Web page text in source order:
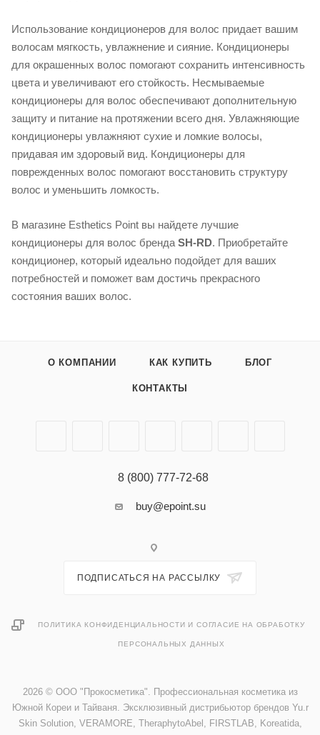
Использование кондиционеров для волос придает вашим
волосам мягкость, увлажнение и сияние. Кондиционеры
для окрашенных волос помогают сохранить интенсивность
цвета и увеличивают его стойкость. Несмываемые
кондиционеры для волос обеспечивают дополнительную
защиту и питание на протяжении всего дня. Увлажняющие
кондиционеры увлажняют сухие и ломкие волосы,
придавая им здоровый вид. Кондиционеры для
поврежденных волос помогают восстановить структуру
волос и уменьшить ломкость.
В магазине Esthetics Point вы найдете лучшие
кондиционеры для волос брендаSH-RD. Приобретайте
кондиционер, который идеально подойдет для ваших
потребностей и поможет вам достичь прекрасного
состояния ваших волос.
О КОМПАНИИ КАК КУПИТЬ БЛОГ
КОНТАКТЫ
8 (800) 777-72-68
buy@epoint.su
ПОДПИСАТЬСЯ НА РАССЫЛКУ
ПОЛИТИКА КОНФИДЕНЦИАЛЬНОСТИ И СОГЛАСИЕ НА ОБРАБОТКУ
ПЕРСОНАЛЬНЫХ ДАННЫХ
2026 © ООО "Прокосметика". Профессиональная косметика из
Южной Кореи и Тайваня. Эксклюзивный дистрибьютор брендов Yu.r
Skin Solution, VERAMORE, TheraphytoAbel, FIRSTLAB, Koreatida,